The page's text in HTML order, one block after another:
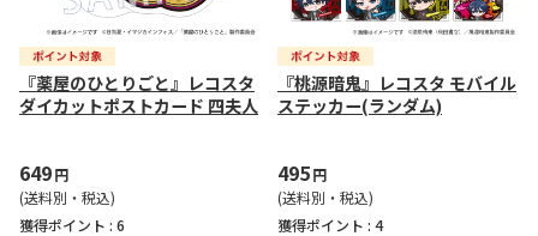
『薬屋のひとりごと』レコスタ
ダイカットポストカード 四夫人
649円
(送料別・税込)
獲得ポイント : 6
『桃源暗鬼』レコスタ モバイル
ステッカー(ランダム)
495円
(送料別・税込)
獲得ポイント : 4